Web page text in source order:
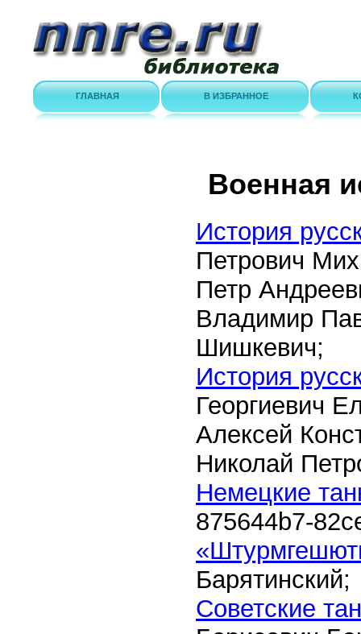
ГЛАВНАЯ В ИЗБРАННОЕ
Военная
История
Петрович
Петр
Владимир
Шишкевич;
История
Георгиевич
Алексей
Николай
Немецкие
875644b7-
Барятинский;
Советские